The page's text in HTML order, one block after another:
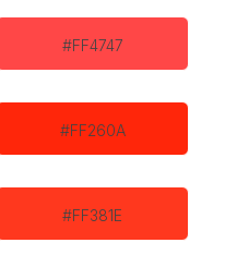
#FF4747
#FF260A
#FF381E